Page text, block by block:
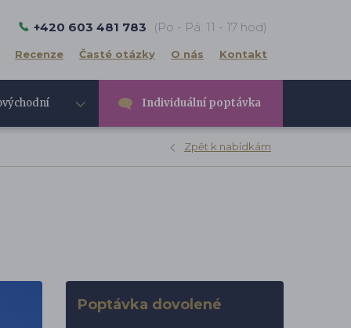
+420 603 481 783 (Po - Pá: 11 - 17 hod)
Recenze Časté otázky O nás Kontakt
Individuální poptávka
Zpět k nabídkám
Poptávka dovolené